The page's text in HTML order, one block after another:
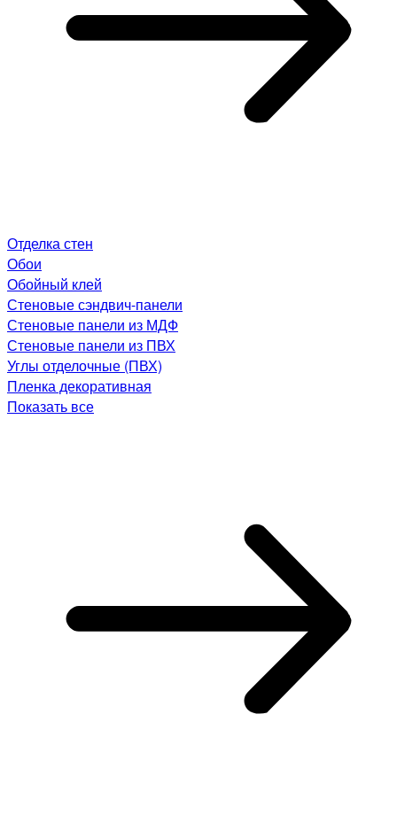
Отделка стен
Обои
Обойный клей
Стеновые сэндвич-панели
Стеновые панели из МДФ
Стеновые панели из ПВХ
Углы отделочные (ПВХ)
Пленка декоративная
Показать все